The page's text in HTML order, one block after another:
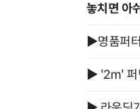
놓치면 아
▶명품퍼
▶ '2m' 퍼